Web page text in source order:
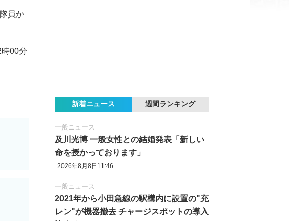
員か
00分
新着ニュース 週間ランキング
一般ニュース
及川光博 一般女性との結婚発表「新しい
命を授かっております」
2026年8月8日11:46
一般ニュース
2021年から小田急線の駅構内に設置の"充
レン"が機器撤去 チャージスポットの導入